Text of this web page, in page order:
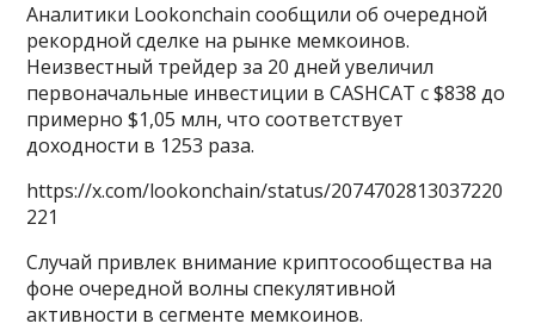
Аналитики Lookonchain сообщили об очередной
рекордной сделке на рынке мемкоинов.
Неизвестный трейдер за 20 дней увеличил
первоначальные инвестиции в CASHCAT с $838 до
примерно $1,05 млн, что соответствует
доходности в 1253 раза.
https://x.com/lookonchain/status/2074702813037220
221
Случай привлек внимание криптосообщества на
фоне очередной волны спекулятивной
активности в сегменте мемкоинов.